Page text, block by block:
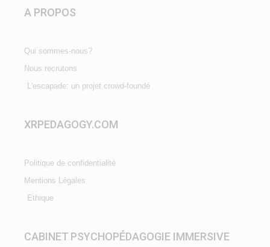
A PROPOS
Qui sommes-nous?
Nous recrutons
L'escapade: un projet crowd-foundé
XRPEDAGOGY.COM
Politique de confidentialité
Mentions Légales
Ethique
CABINET PSYCHOPÉDAGOGIE IMMERSIVE